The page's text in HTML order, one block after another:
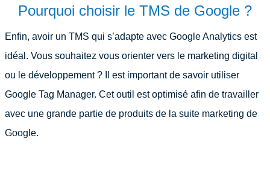
Pourquoi choisir le TMS de Google ?
Enfin, avoir un TMS qui s’adapte avec Google Analytics est
idéal. Vous souhaitez vous orienter vers le marketing digital
ou le développement ? Il est important de savoir utiliser
Google Tag Manager. Cet outil est optimisé afin de travailler
avec une grande partie de produits de la suite marketing de
Google.